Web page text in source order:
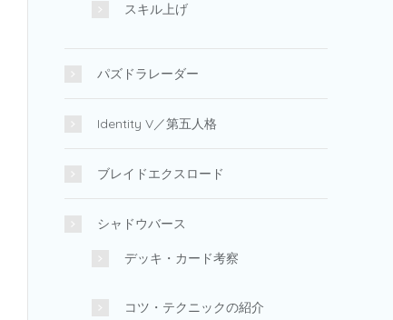
スキル上げ
パズドラレーダー
Identity V／第五人格
ブレイドエクスロード
シャドウバース
デッキ・カード考察
コツ・テクニックの紹介